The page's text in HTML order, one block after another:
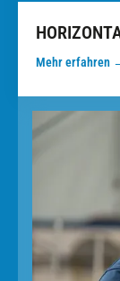
Mehr erfahren